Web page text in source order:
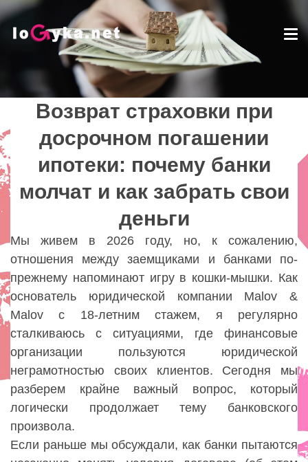
Возврат страховки при
досрочном погашении
ипотеки: почему банки
молчат и как забрать свои
деньги
Lady
Возврат страховки при
досрочном погашении
ипотеки: почему банки
молчат и как забрать свои
деньги
Мы живем в 2026 году, но, к сожалению,
отношения между заемщиками и банками по-
прежнему напоминают игру в кошки-мышки. Как
основатель юридической компании Malov &
Malov с 18-летним стажем, я регулярно
сталкиваюсь с ситуациями, где финансовые
организации пользуются юридической
неграмотностью своих клиентов. Сегодня мы
разберем крайне важный вопрос, который
логически продолжает тему банковского
произвола.
Если раньше мы обсуждали, как банки пытаются